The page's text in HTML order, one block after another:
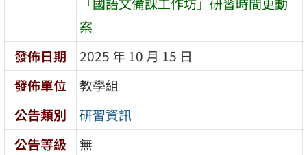
案
發佈日期
2025 年 10 月 15 日
發佈單位
教學組
公告類別
研習資訊
公告等級
無